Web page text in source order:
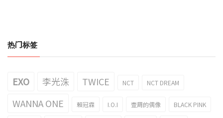
热门标签
EXO 李光洙 TWICE NCT NCT DREAM
WANNA ONE 賴冠霖 I.O.I 壹周的偶像 BLACK PINK